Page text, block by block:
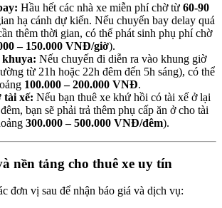
Hầu hết các nhà xe miễn phí chờ từ 60-90
hạ cánh dự kiến. Nếu chuyến bay delay quá
thêm thời gian, có thể phát sinh phụ phí chờ
– 150.000 VNĐ/giờ).
khuya: Nếu chuyến đi diễn ra vào khung giờ
từ 21h hoặc 22h đêm đến 5h sáng), có thể
100.000 – 200.000 VNĐ.
tài xế: Nếu bạn thuê xe khứ hồi có tài xế ở lại
bạn sẽ phải trả thêm phụ cấp ăn ở cho tài
300.000 – 500.000 VNĐ/đêm).
nền tảng cho thuê xe uy tín
đơn vị sau để nhận báo giá và dịch vụ: